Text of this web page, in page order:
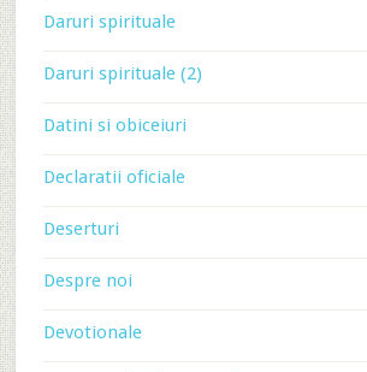
Daruri spirituale
Daruri spirituale (2)
Datini si obiceiuri
Declaratii oficiale
Deserturi
Despre noi
Devotionale